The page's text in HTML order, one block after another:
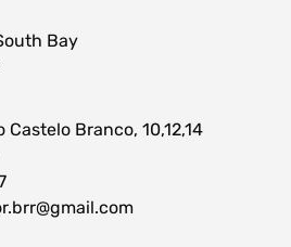
Bay
Castelo Branco, 10,12,14